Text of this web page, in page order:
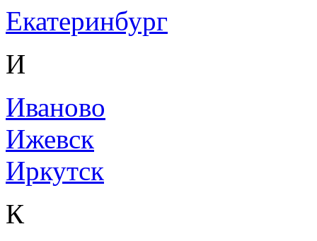
Екатеринбург
И
Иваново
Ижевск
Иркутск
К